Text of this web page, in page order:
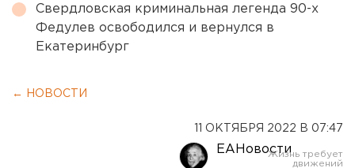
Свердловская криминальная легенда 90-х
Федулев освободился и вернулся в
Екатеринбург
← НОВОСТИ
11 ОКТЯБРЯ 2022 В 07:47
ЕАНовости